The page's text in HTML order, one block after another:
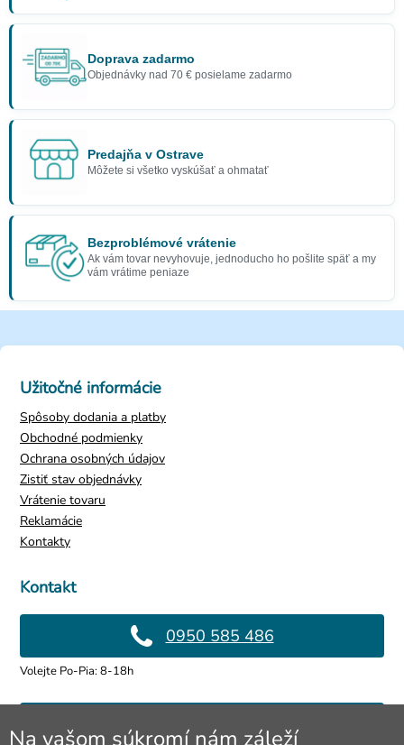
Doprava zadarmo
Objednávky nad 70 € posielame zadarmo
Predajňa v Ostrave
Môžete si všetko vyskúšať a ohmatať
Bezproblémové vrátenie
Ak vám tovar nevyhovuje, jednoducho ho pošlite späť a my
vám vrátime peniaze
Kontakt
0950 585 486
Volejte Po-Pia: 8-18h
info@4lol.cz
Užitočné informácie
Spôsoby dodania a platby
Obchodné podmienky
Ochrana osobných údajov
Zistiť stav objednávky
Vrátenie tovaru
Reklamácie
Kontakty
Na vašom súkromí nám záleží